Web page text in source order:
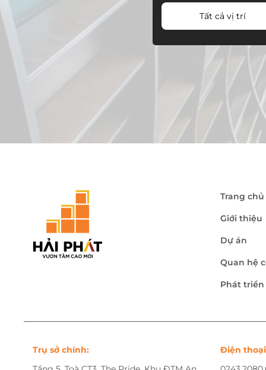
Tất cả vị trí
Trang chủ
Giới thiệu
Dự án
Quan hệ
Phát
Trụ sở chính:
Điện